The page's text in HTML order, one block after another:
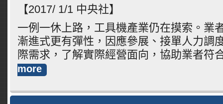
【2017/ 1/1 中央社】
一例一休上路，工具機產業仍在摸索。業
漸進式更有彈性，因應參展、接單人力調
際需求，了解實際經營面向，協助業者符
more